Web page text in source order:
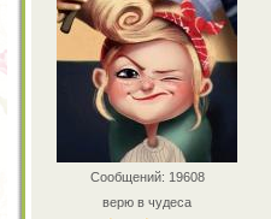
Сообщений: 19608
верю в чудеса